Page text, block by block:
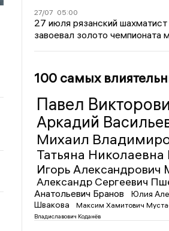
27/07 05:00
27 июля рязанский
завоевал золото чемпионата
100 самых
Павел
Аркадий
Михаил
Татьяна
Игорь Александрович
Александр Сергеевич
Анатольевич Бранов
Юлия
Швакова
Максим Хамитович
Владиславович Коданёв